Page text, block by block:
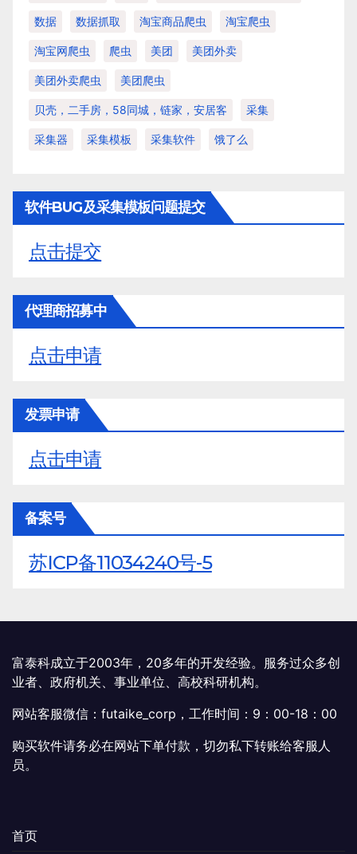
数据 数据抓取 淘宝商品爬虫 淘宝爬虫
淘宝网爬虫 爬虫 美团 美团外卖
美团外卖爬虫 美团爬虫
贝壳，二手房，58同城，链家，安居客 采集
采集器 采集模板 采集软件 饿了么
软件BUG及采集模板问题提交
点击提交
代理商招募中
点击申请
发票申请
点击申请
备案号
苏ICP备11034240号-5
富泰科成立于2003年，20多年的开发经验。服务过众多创
业者、政府机关、事业单位、高校科研机构。
网站客服微信：futaike_corp，工作时间：9：00-18：00
购买软件请务必在网站下单付款，切勿私下转账给客服人
员。
首页